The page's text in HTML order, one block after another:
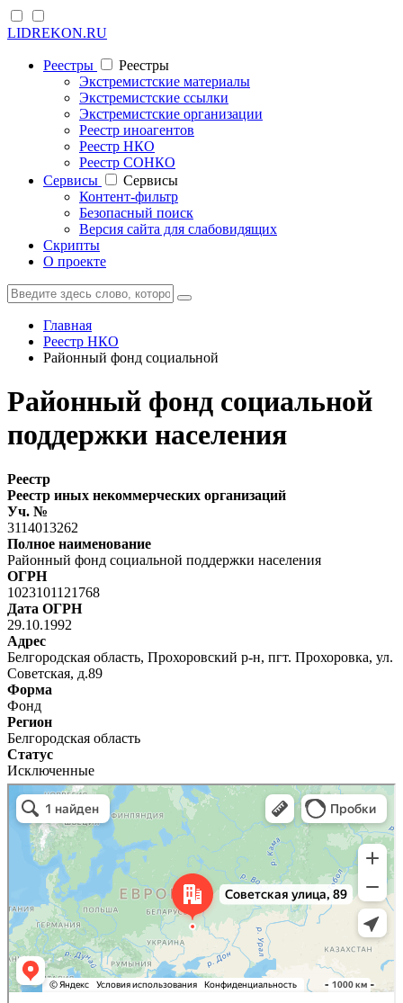
LIDREKON.RU
Реестры
Реестры
Экстремистские материалы
Экстремистские ссылки
Экстремистские организации
Реестр иноагентов
Реестр НКО
Реестр СОНКО
Cервисы
Cервисы
Контент-фильтр
Безопасный поиск
Версия сайта для слабовидящих
Скрипты
О проекте
Главная
Реестр НКО
Районный фонд социальной
Районный фонд социальной
поддержки населения
Реестр
Реестр иных некоммерческих организаций
Уч. №
3114013262
Полное наименование
Районный фонд социальной поддержки населения
ОГРН
1023101121768
Дата ОГРН
29.10.1992
Адрес
Белгородская область, Прохоровский р-н, пгт. Прохоровка, ул.
Советская, д.89
Форма
Фонд
Регион
Белгородская область
Статус
Исключенные